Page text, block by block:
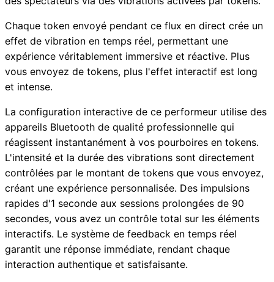
Chaque token envoyé pendant ce flux en direct crée un
effet de vibration en temps réel, permettant une
expérience véritablement immersive et réactive. Plus
vous envoyez de tokens, plus l'effet interactif est long
et intense.
La configuration interactive de ce performeur utilise des
appareils Bluetooth de qualité professionnelle qui
réagissent instantanément à vos pourboires en tokens.
L'intensité et la durée des vibrations sont directement
contrôlées par le montant de tokens que vous envoyez,
créant une expérience personnalisée. Des impulsions
rapides d'1 seconde aux sessions prolongées de 90
secondes, vous avez un contrôle total sur les éléments
interactifs. Le système de feedback en temps réel
garantit une réponse immédiate, rendant chaque
interaction authentique et satisfaisante.